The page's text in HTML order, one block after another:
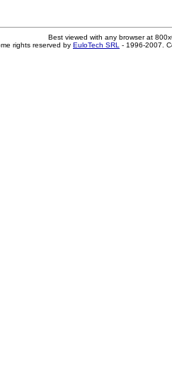
Best viewed with any browser at
rights reserved by EuloTech SRL - 1996-2007.